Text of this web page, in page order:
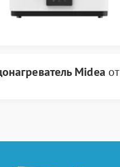
Midea от